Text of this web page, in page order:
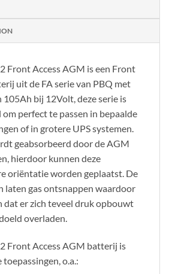
Front Access AGM is een Front
uit de FA serie van PBQ met
105Ah bij 12Volt, deze serie is
perfect te passen in bepaalde
of in grotere UPS systemen.
geabsorbeerd door de AGM
hierdoor kunnen deze
oriëntatie worden geplaatst. De
laten gas ontsnappen waardoor
er zich teveel druk opbouwt
overladen.
Front Access AGM batterij is
o.a.: